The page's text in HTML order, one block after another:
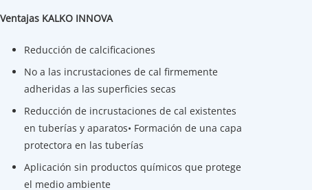
Ventajas KALKO INNOVA
Reducción de calcificaciones
No a las incrustaciones de cal firmemente
adheridas a las superficies secas
Reducción de incrustaciones de cal existentes
en tuberías y aparatos• Formación de una capa
protectora en las tuberías
Aplicación sin productos químicos que protege
el medio ambiente